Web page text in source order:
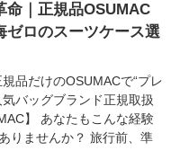
命｜正規品OSUMAC
ゼロのスーツケース選
品だけのOSUMACで“プレ
バッグブランド正規取扱
】 あなたもこんな経験
りませんか？ 旅行前、準